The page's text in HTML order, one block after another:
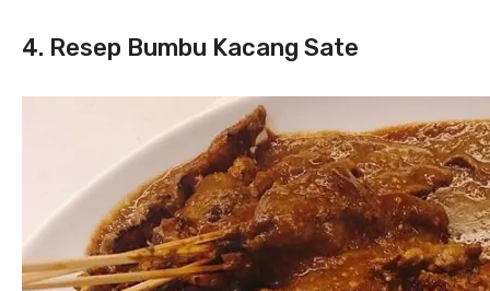
4. Resep Bumbu Kacang Sate